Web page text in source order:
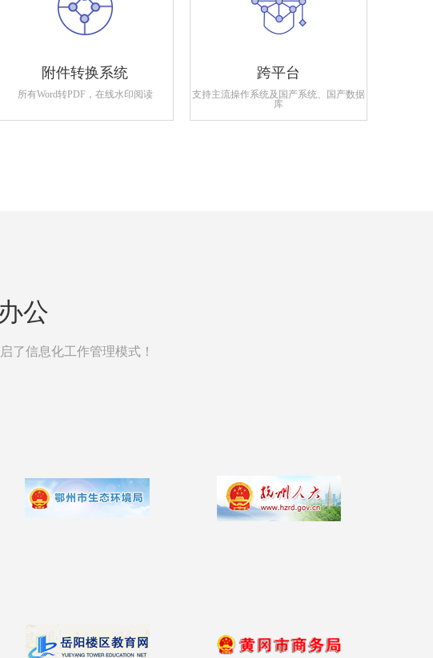
附件转换系统
所有Word转PDF，在线水印阅读
跨平台
支持主流操作系统及国产系统、国产数据
库
公
了信息化工作管理模式！